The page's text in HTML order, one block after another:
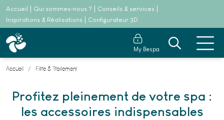
Accueil Qui sommes-nous ?
Conseils & services
Inspirations & Réalisations
Configurateur 3D
My Bespa
Accueil Filtre & Traitement
Profitez pleinement de votre spa :
les accessoires indispensables